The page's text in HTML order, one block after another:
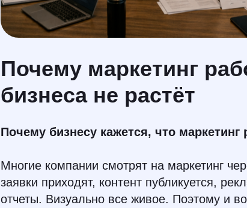
Почему маркетинг
бизнеса не растёт
Почему бизнесу кажется, что
Многие компании смотрят на маркетинг
заявки приходят, контент публикуется,
отчеты. Визуально все живое. Поэтому и